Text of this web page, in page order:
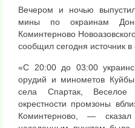
Вечером и ночью
мины по окраинам
Коминтерново
сообщил сегодня источник
«С 20:00 до 03:00
орудий и минометов
села Спартак, Веселое
окрестности промзоны
Коминтерново, —